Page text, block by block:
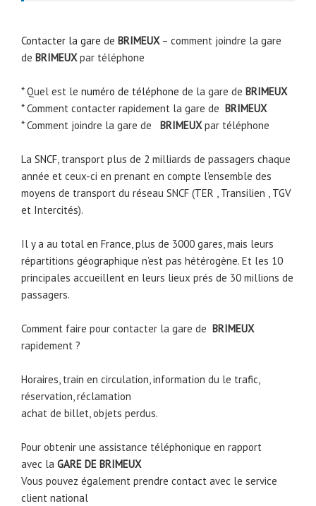
Contacter la gare de BRIMEUX– comment joindre la gare
de BRIMEUXpar téléphone
* Quel est le numéro de téléphone de la gare de BRIMEUX
* Comment contacter rapidement la gare de BRIMEUX
* Comment joindre la gare de
BRIMEUXpar téléphone
La SNCF, transport plus de 2 milliards de passagers chaque
année et ceux-ci en prenant en compte l’ensemble des
moyens de transport du réseau SNCF (TER , Transilien , TGV
et Intercités).
Il y a au total en France, plus de 3000 gares, mais leurs
répartitions géographique n’est pas hétérogène. Et les 10
principales accueillent en leurs lieux prés de 30 millions de
passagers.
Comment faire pour contacter la gare de BRIMEUX
rapidement ?
Horaires, train en circulation, information du le trafic,
réservation, réclamation
achat de billet, objets perdus.
Pour obtenir une assistance téléphonique en rapport
avec la GARE DE BRIMEUX
Vous pouvez également prendre contact avec le service
client national